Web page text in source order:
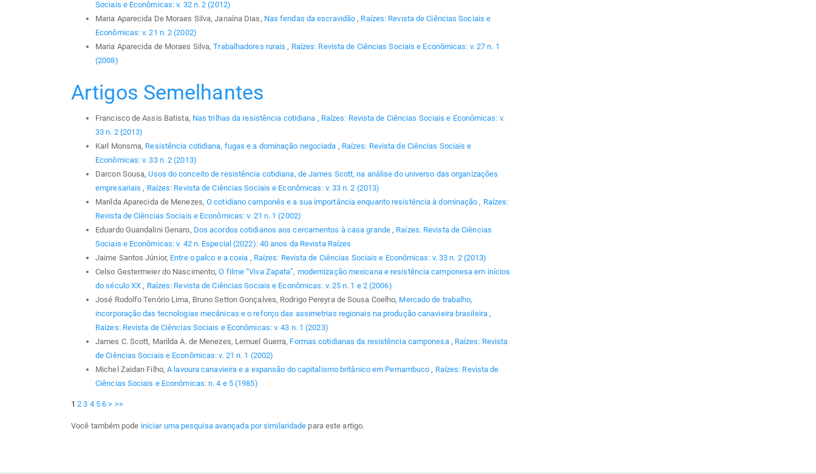
Sociais e Econômicas: v. 32 n. 2 (2012)
Maria Aparecida De Moraes Silva, Janaína Dias, Nas fendas da escravidão, Raízes: Revista de Ciências Sociais e
Econômicas: v. 21 n. 2 (2002)
Maria Aparecida de Moraes Silva,Trabalhadores rurais, Raízes: Revista de Ciências Sociais e Econômicas: v. 27 n. 1
(2008)
Artigos Semelhantes
Francisco de Assis Batista, Nas trilhas da resistência cotidiana , Raízes: Revista de Ciências Sociais e Econômicas: v.
33 n. 2 (2013)
Karl Monsma, Resistência cotidiana, fugas e a dominação negociada , Raízes: Revista de Ciências Sociais e
Econômicas: v. 33 n. 2 (2013)
Darcon Sousa,Usos do conceito de resistência cotidiana, de James Scott, na análise do universo das organizações
empresariais , Raízes: Revista de Ciências Sociais e Econômicas: v. 33 n. 2 (2013)
Marilda Aparecida de Menezes,O cotidiano camponês e a sua importância enquanto resistência à dominação , Raízes:
Revista de Ciências Sociais e Econômicas: v. 21 n. 1 (2002)
Eduardo Guandalini Genaro, Dos acordos cotidianos aos cercamentos à casa grande , Raízes: Revista de Ciências
Sociais e Econômicas: v. 42 n. Especial (2022): 40 anos da Revista Raízes
Jaime Santos Júnior, Entre o palco e a coxia , Raízes: Revista de Ciências Sociais e Econômicas: v. 33 n. 2 (2013)
Celso Gestermeier do Nascimento,O filme “Viva Zapata”, modernização mexicana e resistência camponesa em inícios
do século XX , Raízes: Revista de Ciências Sociais e Econômicas: v. 25 n. 1 e 2 (2006)
José Rodolfo Tenório Lima, Bruno Setton Gonçalves, Rodrigo Pereyra de Sousa Coelho, Mercado de trabalho,
incorporação das tecnologias mecânicas e o reforço das assimetrias regionais na produção canavieira brasileira ,
Raízes: Revista de Ciências Sociais e Econômicas: v. 43 n. 1 (2023)
James C. Scott, Marilda A. de Menezes, Lemuel Guerra, Formas cotidianas da resistência camponesa , Raízes: Revista
de Ciências Sociais e Econômicas: v. 21 n. 1 (2002)
Michel Zaidan Filho,A lavoura canavieira e a expansão do capitalismo britânico em Pernambuco , Raízes: Revista de
Ciências Sociais e Econômicas: n. 4 e 5 (1985)
1 2 3 4 5 6 > >>
Você também pode iniciar uma pesquisa avançada por similaridade para este artigo.